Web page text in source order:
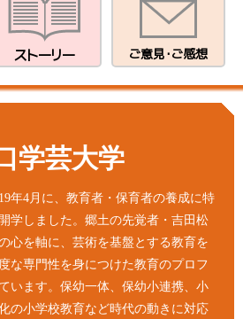
ストーリー ご意見・ご感想
学芸大学
年4月に、教育者・保育者の養成に特
学しました。郷土の先覚者・吉田松
心を軸に、芸術を基盤とする教育を
な専門性を身につけた教育のプロフ
います。保幼一体、保幼小連携、小
の小学校教育など時代の動きに対応